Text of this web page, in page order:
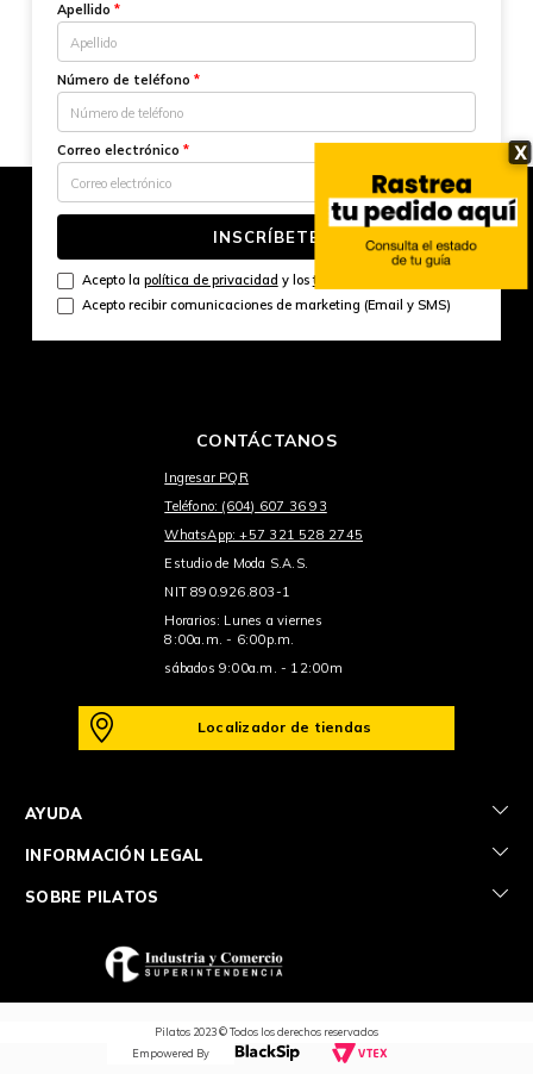
X
Apellido *
Número de teléfono *
Correo electrónico *
INSCRÍBETE
Acepto la política de privacidad y lostérminos y condiciones
Acepto recibir comunicaciones de marketing (Email y SMS)
CONTÁCTANOS
Ingresar PQR
Teléfono: (604) 607 36 93
WhatsApp: +57 321 528 2745
Estudio de Moda S.A.S.
NIT 890.926.803-1
Horarios: Lunes a viernes
8:00a.m. - 6:00p.m.
sábados 9:00a.m. - 12:00m
Localizador de tiendas
AYUDA +
INFORMACIÓN LEGAL +
SOBRE PILATOS +
Pilatos 2023 © Todos los derechos reservados
Empowered By